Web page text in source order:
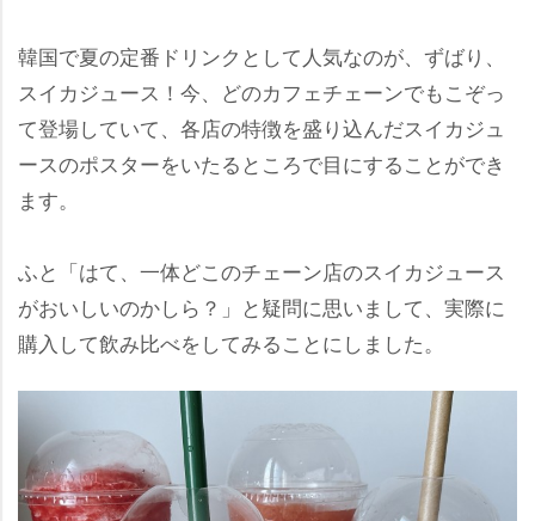
韓国で夏の定番ドリンクとして人気なのが、ずばり、
スイカジュース！今、どのカフェチェーンでもこぞっ
て登場していて、各店の特徴を盛り込んだスイカジュ
ースのポスターをいたるところで目にすることができ
ます。
ふと「はて、一体どこのチェーン店のスイカジュース
がおいしいのかしら？」と疑問に思いまして、実際に
購入して飲み比べをしてみることにしました。